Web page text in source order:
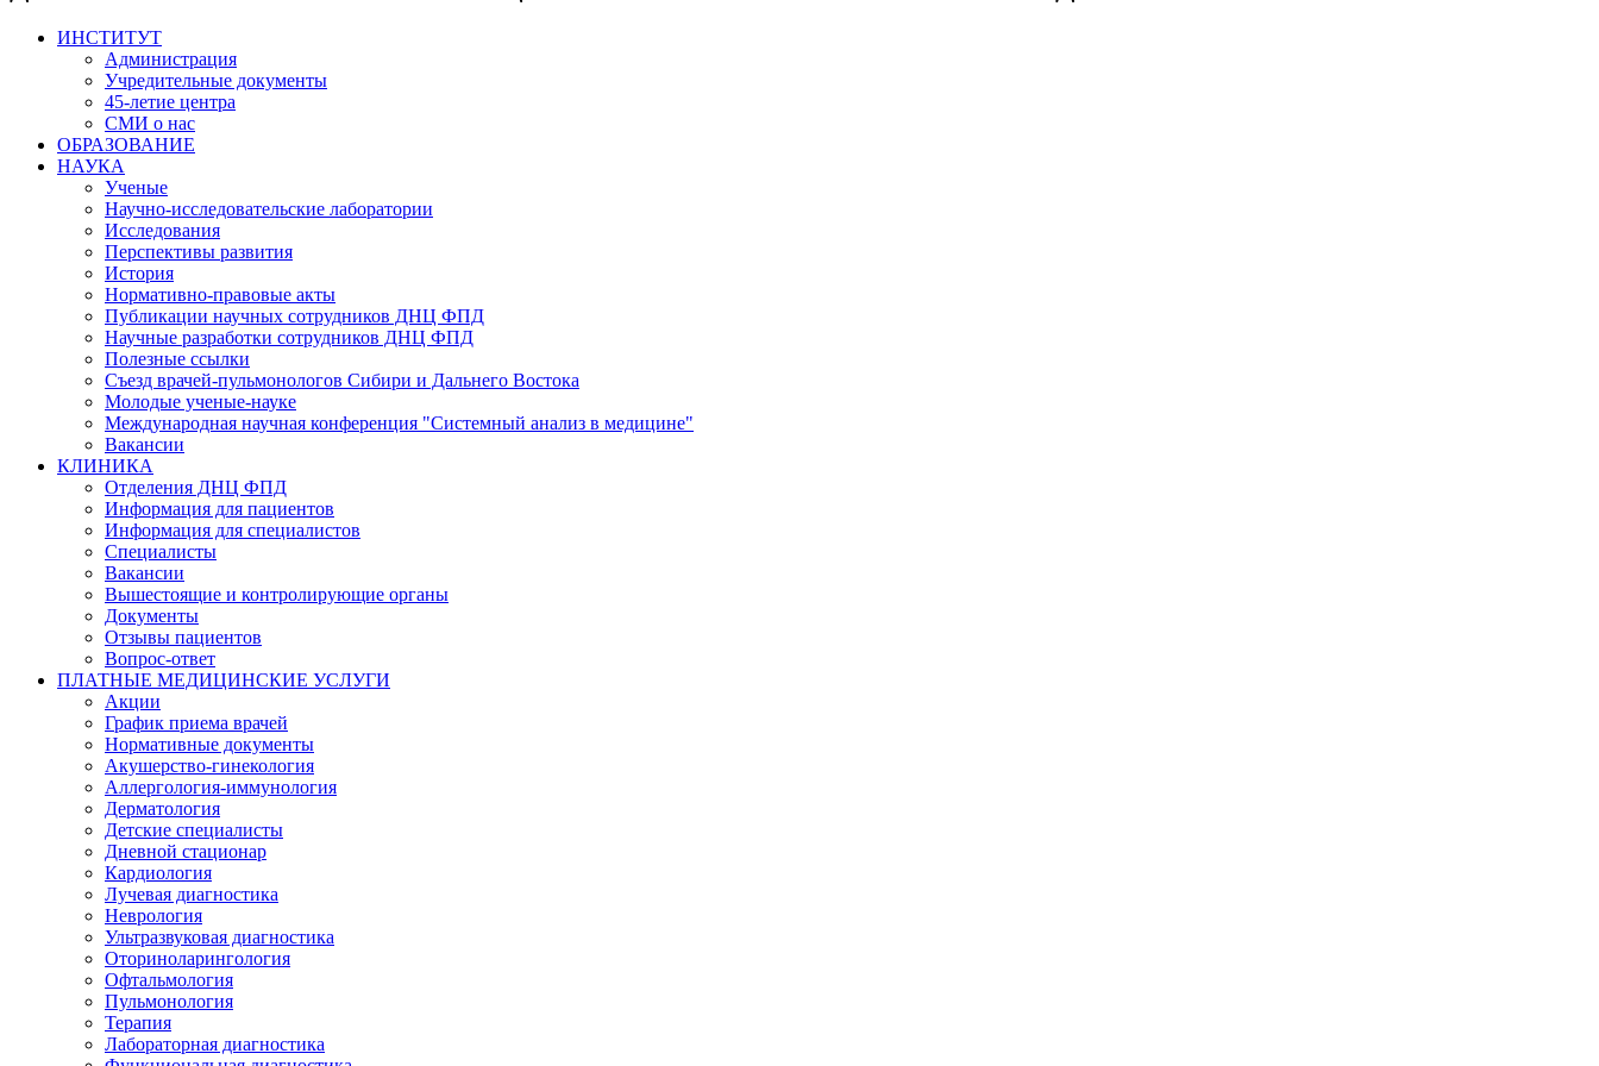
ИНСТИТУТ
Администрация
Учредительные документы
45-летие центра
СМИ о нас
ОБРАЗОВАНИЕ
НАУКА
Ученые
Научно-исследовательские лаборатории
Исследования
Перспективы развития
История
Нормативно-правовые акты
Публикации научных сотрудников ДНЦ ФПД
Научные разработки сотрудников ДНЦ ФПД
Полезные ссылки
Съезд врачей-пульмонологов Сибири и Дальнего Востока
Молодые ученые-науке
Международная научная конференция "Системный анализ в медицине"
Вакансии
КЛИНИКА
Отделения ДНЦ ФПД
Информация для пациентов
Информация для специалистов
Специалисты
Вакансии
Вышестоящие и контролирующие органы
Документы
Отзывы пациентов
Вопрос-ответ
ПЛАТНЫЕ МЕДИЦИНСКИЕ УСЛУГИ
Акции
График приема врачей
Нормативные документы
Акушерство-гинекология
Аллергология-иммунология
Дерматология
Детские специалисты
Дневной стационар
Кардиология
Лучевая диагностика
Неврология
Ультразвуковая диагностика
Оториноларингология
Офтальмология
Пульмонология
Терапия
Лабораторная диагностика